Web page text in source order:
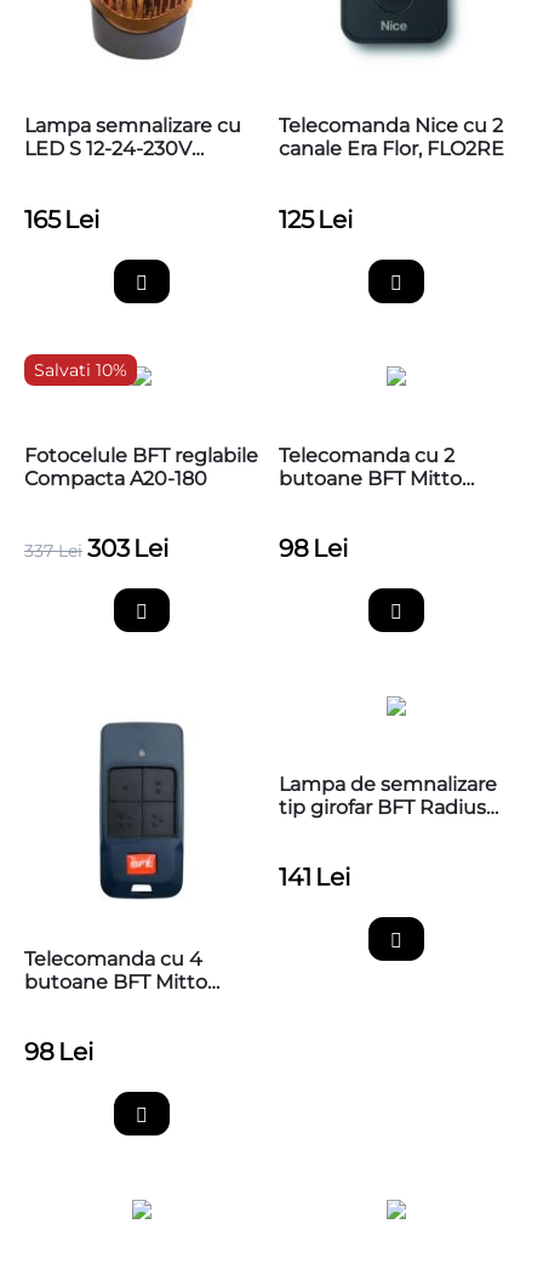
Lampa semnalizare cu
LED S 12-24-230V
165 Lei
Telecomanda Nice cu 2
canale Era Flor, FLO2RE
125 Lei
Salvati 10%
Fotocelule BFT reglabile
Compacta A20-180
337 Lei 303 Lei
Telecomanda cu 2
butoane BFT Mitto
98 Lei
Telecomanda cu 4
butoane BFT Mitto
98 Lei
Lampa de semnalizare
tip girofar BFT Radius
si bariere
141 Lei